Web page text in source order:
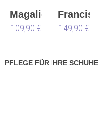
Magalie
109,90 €
Francis
149,90 €
PFLEGE FÜR IHRE SCHUHE